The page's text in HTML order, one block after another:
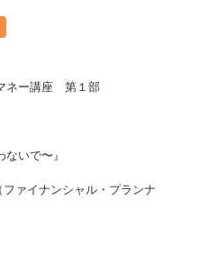
ネー講座 第１部
いで〜』
イナンシャル・プランナ